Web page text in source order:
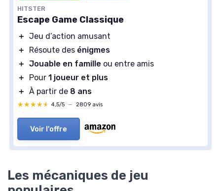
HITSTER
Escape Game Classique
＋ Jeu d’action amusant
＋
Résoute des énigmes
＋ Jouable en famille ou entre amis
＋
Pour 1 joueur et plus
＋ À partir de 8 ans
★★★★★
★★★★★ 4,5/5 — 2809 avis
Voir l'offre
Les mécaniques de jeu